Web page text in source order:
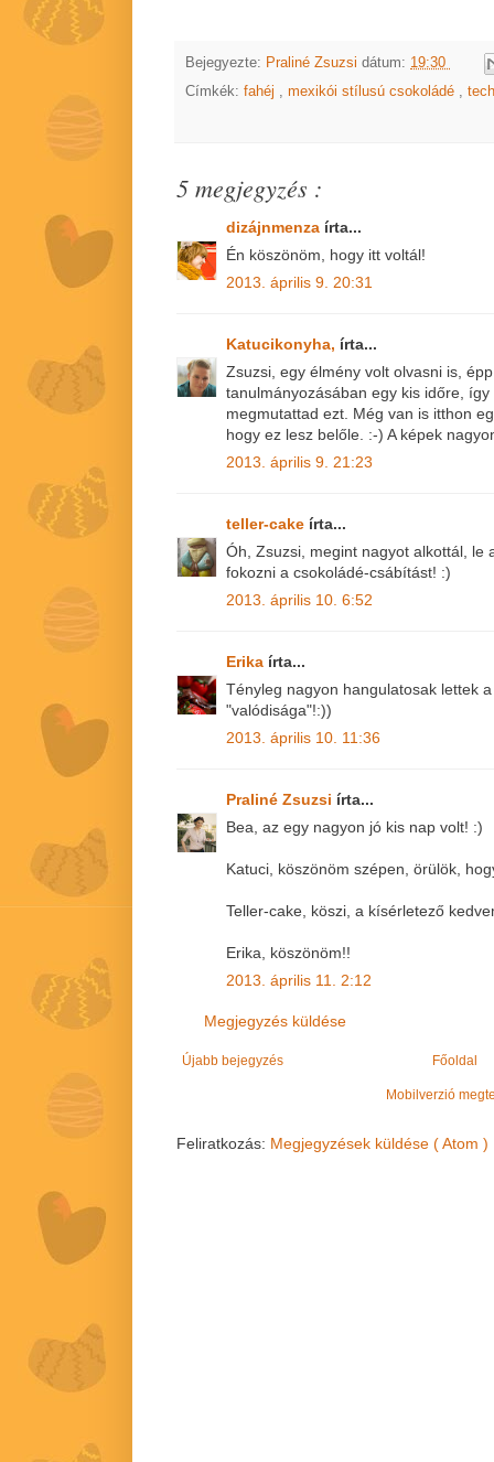
Bejegyezte: Praliné Zsuzsi dátum: 19:30
Címkék: fahéj , mexikói stílusú csokoládé ,
5 megjegyzés :
dizájnmenza írta...
Én köszönöm, hogy itt voltál!
2013. április 9. 20:31
Katucikonyha, írta...
Zsuzsi, egy élmény volt olvasni is,
tanulmányozásában egy kis időre,
megmutattad ezt. Még van is itthon
hogy ez lesz belőle. :-) A képek
2013. április 9. 21:23
teller-cake írta...
Óh, Zsuzsi, megint nagyot alkottál, le
fokozni a csokoládé-csábítást! :)
2013. április 10. 6:52
Erika írta...
Tényleg nagyon hangulatosak lettek
"valódisága"!:))
2013. április 10. 11:36
Praliné Zsuzsi írta...
Bea, az egy nagyon jó kis nap volt! :)
Katuci, köszönöm szépen, örülök,
Teller-cake, köszi, a kísérletező
Erika, köszönöm!!
2013. április 11. 2:12
Megjegyzés küldése
Újabb bejegyzés Főoldal
Mobilverzió
Feliratkozás: Megjegyzések küldése ( Atom )